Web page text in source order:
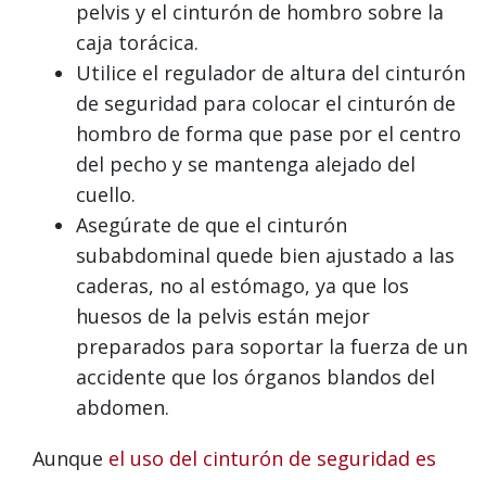
pelvis y el cinturón de hombro sobre la
caja torácica.
Utilice el regulador de altura del cinturón
de seguridad para colocar el cinturón de
hombro de forma que pase por el centro
del pecho y se mantenga alejado del
cuello.
Asegúrate de que el cinturón
subabdominal quede bien ajustado a las
caderas, no al estómago, ya que los
huesos de la pelvis están mejor
preparados para soportar la fuerza de un
accidente que los órganos blandos del
abdomen.
Aunque el uso del cinturón de seguridad es